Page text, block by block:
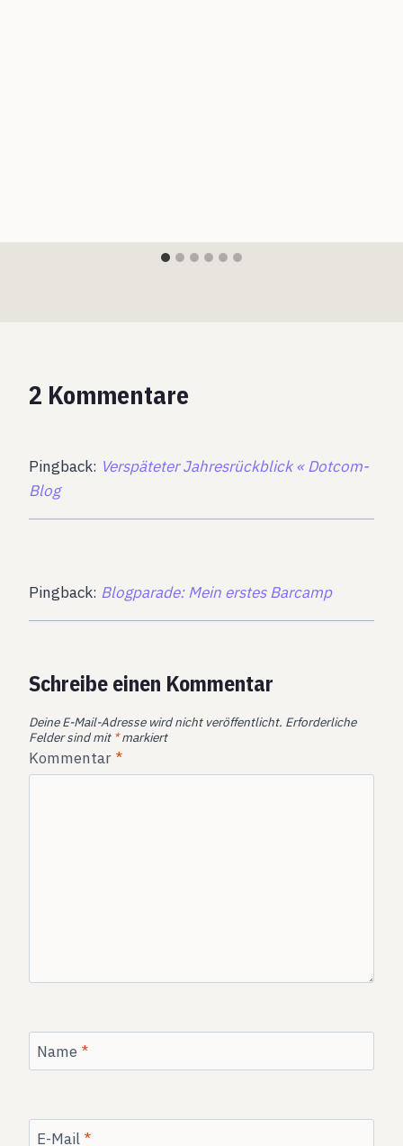
2 Kommentare
Pingback: Verspäteter Jahresrückblick « Dotcom-
Blog
Pingback: Blogparade: Mein erstes Barcamp
Schreibe einen Kommentar
Deine E-Mail-Adresse wird nicht veröffentlicht. Erforderliche
Felder sind mit *markiert
Kommentar *
Name *
E-Mail *